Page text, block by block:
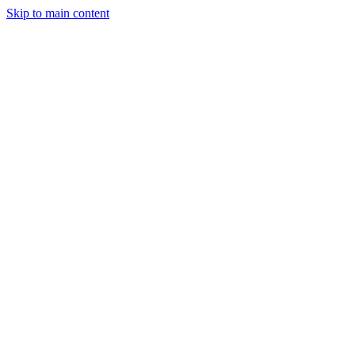
Skip to main content